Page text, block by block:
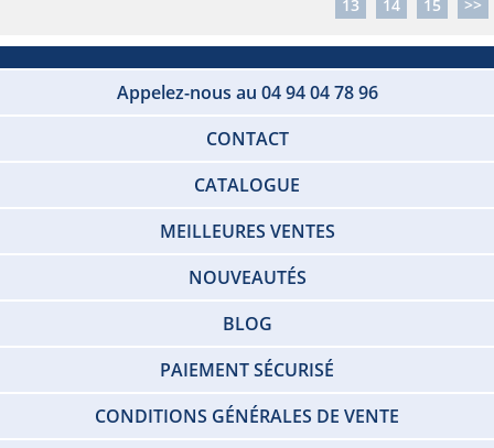
13
14 15 >>
Appelez-nous au 04 94 04 78 96
CONTACT
CATALOGUE
MEILLEURES VENTES
NOUVEAUTÉS
BLOG
PAIEMENT SÉCURISÉ
CONDITIONS GÉNÉRALES DE VENTE